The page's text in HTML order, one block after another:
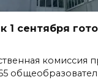
1 сентября
комиссия